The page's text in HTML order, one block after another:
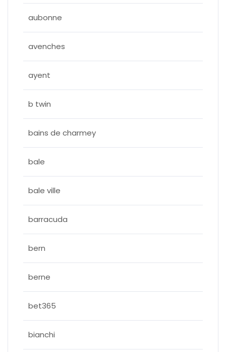
aubonne
avenches
ayent
b twin
bains de charmey
bale
bale ville
barracuda
bern
berne
bet365
bianchi